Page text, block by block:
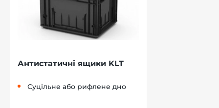
Антистатичні ящики KLT
Суцільне або рифлене дно